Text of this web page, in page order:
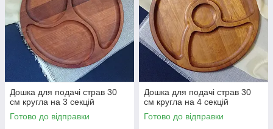
Дошка для подачі страв 30
см кругла на 3 секцій
Готово до відправки
Дошка для подачі страв 30
см кругла на 4 секцій
Готово до відправки